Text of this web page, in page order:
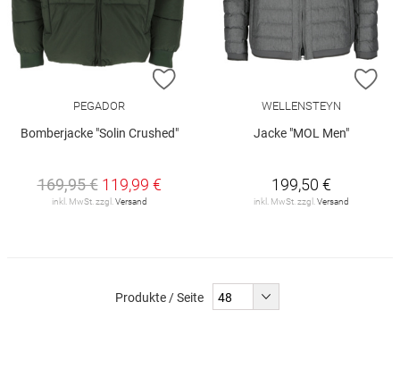
ZUR WUNSCHLISTE HINZUFÜGEN
PEGADOR
Bomberjacke "Solin Crushed"
169,95 € 119,99 €
inkl. MwSt. zzgl. Versand
WELLENSTEYN
Jacke "MOL Men"
199,50 €
inkl. MwSt. zzgl. Versand
Produkte / Seite